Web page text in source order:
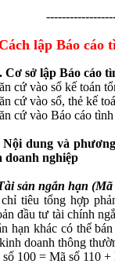
lập Báo cáo
Cơ sở lập Báo cáo
cứ vào sổ kế toán
cứ vào sổ, thẻ kế
cứ vào Báo cáo
Nội dung và
doanh nghiệp
sản ngắn hạn (Mã
tiêu tổng hợp
đầu tư tài chính
hạn khác có thể
doanh thông
100 = Mã số 110